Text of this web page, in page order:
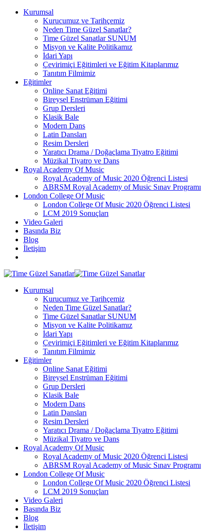
Kurumsal
Kurucumuz ve Tarihçemiz
Neden Time Güzel Sanatlar?
Time Güzel Sanatlar SUNUM
Misyon ve Kalite Politikamız
İdari Yapı
Çevirimiçi Eğitimleri ve Eğitim Kitaplarımız
Tanıtım Filmimiz
Eğitimler
Online Sanat Eğitimi
Bireysel Enstrüman Eğitimi
Grup Dersleri
Klasik Bale
Modern Dans
Latin Dansları
Resim Dersleri
Yaratıcı Drama / Doğaçlama Tiyatro Eğitimi
Müzikal Tiyatro ve Dans
Royal Academy Of Music
Royal Academy of Music 2020 Öğrenci Listesi
ABRSM Royal Academy of Music Sınav Programı
London College Of Music
London College Of Music 2020 Öğrenci Listesi
LCM 2019 Sonuçları
Video Galeri
Basında Biz
Blog
İletişim
Kurumsal
Kurucumuz ve Tarihçemiz
Neden Time Güzel Sanatlar?
Time Güzel Sanatlar SUNUM
Misyon ve Kalite Politikamız
İdari Yapı
Çevirimiçi Eğitimleri ve Eğitim Kitaplarımız
Tanıtım Filmimiz
Eğitimler
Online Sanat Eğitimi
Bireysel Enstrüman Eğitimi
Grup Dersleri
Klasik Bale
Modern Dans
Latin Dansları
Resim Dersleri
Yaratıcı Drama / Doğaçlama Tiyatro Eğitimi
Müzikal Tiyatro ve Dans
Royal Academy Of Music
Royal Academy of Music 2020 Öğrenci Listesi
ABRSM Royal Academy of Music Sınav Programı
London College Of Music
London College Of Music 2020 Öğrenci Listesi
LCM 2019 Sonuçları
Video Galeri
Basında Biz
Blog
İletişim